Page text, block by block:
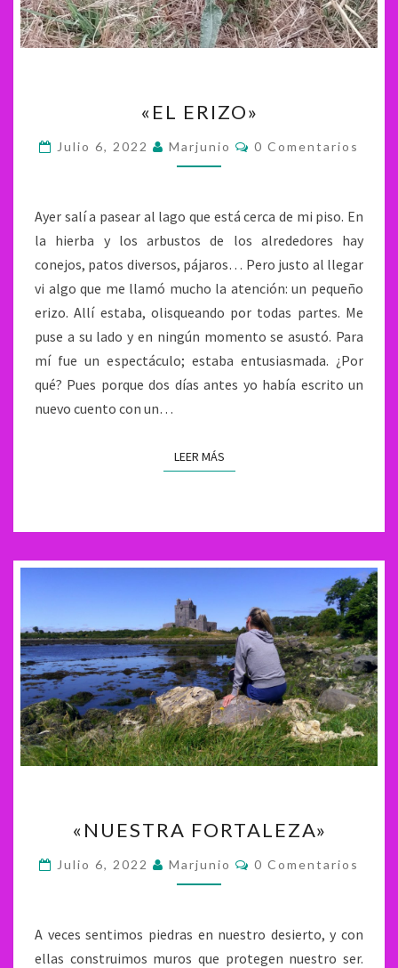
ERIZO»
«EL ERIZO»
Julio 6, 2022 Marjunio Comentarios
0 Comentarios
Ayer salí a pasear al lago que está cerca de mi piso. En
la hierba y los arbustos de los alrededores hay
conejos, patos diversos, pájaros… Pero justo al llegar
vi algo que me llamó mucho la atención: un pequeño
erizo. Allí estaba, olisqueando por todas partes. Me
puse a su lado y en ningún momento se asustó. Para
mí fue un espectáculo; estaba entusiasmada. ¿Por
qué? Pues porque dos días antes yo había escrito un
nuevo cuento con un…
LEER MÁSLEER MÁS
FORTALEZA»
«NUESTRA FORTALEZA»
Julio 6, 2022 Marjunio Comentarios
0 Comentarios
A veces sentimos piedras en nuestro desierto, y con
ellas construimos muros que protegen nuestro ser.